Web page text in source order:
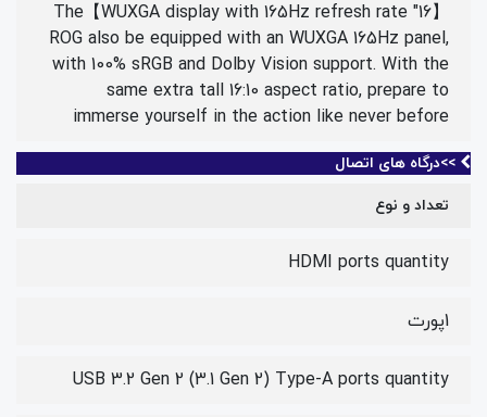
【16" WUXGA display with 165Hz refresh rate】The
ROG also be equipped with an WUXGA 165Hz panel,
with 100% sRGB and Dolby Vision support. With the
same extra tall 16:10 aspect ratio, prepare to
immerse yourself in the action like never before
>>درگاه های اتصال
تعداد و نوع
HDMI ports quantity
1پورت
USB 3.2 Gen 2 (3.1 Gen 2) Type-A ports quantity